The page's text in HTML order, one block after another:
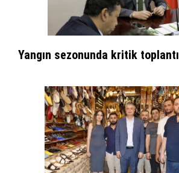
Yangın sezonunda kritik toplantı